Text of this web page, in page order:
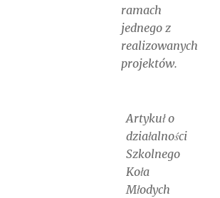
ramach
jednego z
realizowanych
projektów.
Artykuł o
działalności
Szkolnego
Koła
Młodych